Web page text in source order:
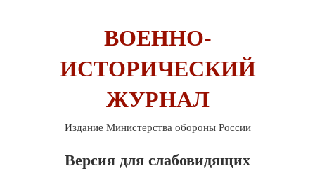
ВОЕННО-
ИСТОРИЧЕСКИЙ
ЖУРНАЛ
Издание Министерства обороны России
Версия для слабовидящих